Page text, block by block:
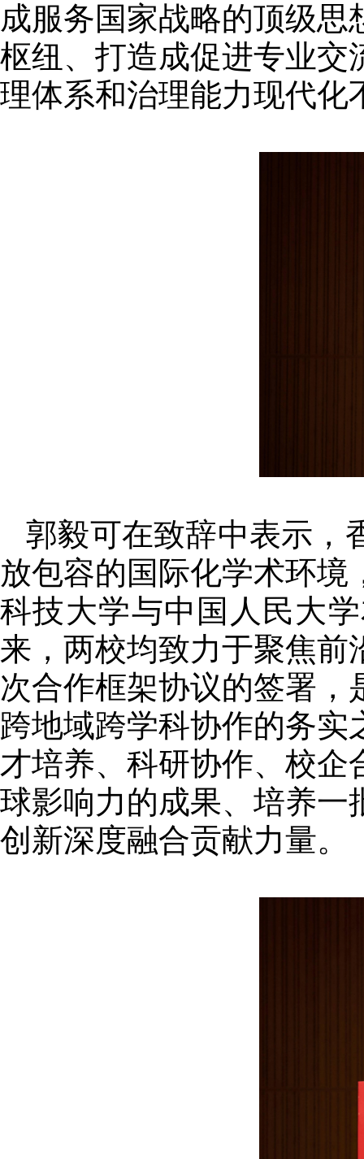
成服务国家战略的顶级
枢纽、打造成促进专业交
理体系和治理能力现代化
郭毅可在致辞中表示，
放包容的国际化学术环
科技大学与中国人民大
来，两校均致力于聚焦
次合作框架协议的签署
跨地域跨学科协作的务
才培养、科研协作、校
球影响力的成果、培养一
创新深度融合贡献力量。